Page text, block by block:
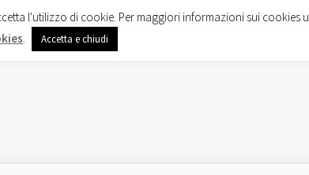
l'utilizzo di cookie. Per maggiori informazioni sui cookies
. Accetta e chiudi